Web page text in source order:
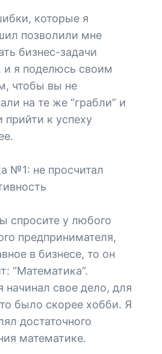
которые я
позволили мне
бизнес-задачи
и я поделюсь своим
чтобы вы не
на те же “грабли” и
прийти к успеху
№1: не просчитал
спросите у любого
предпринимателя,
в бизнесе, то он
“Математика”.
начинал свое дело, для
было скорее хобби. Я
достаточного
математике.